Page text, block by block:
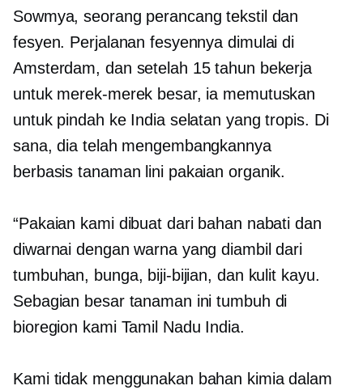
Sowmya, seorang perancang tekstil dan
fesyen. Perjalanan fesyennya dimulai di
Amsterdam, dan setelah 15 tahun bekerja
untuk merek-merek besar, ia memutuskan
untuk pindah ke India selatan yang tropis. Di
sana, dia telah mengembangkannya
berbasis tanaman lini pakaian organik.
“Pakaian kami dibuat dari bahan nabati dan
diwarnai dengan warna yang diambil dari
tumbuhan, bunga, biji-bijian, dan kulit kayu.
Sebagian besar tanaman ini tumbuh di
bioregion kami Tamil Nadu India.
Kami tidak menggunakan bahan kimia dalam